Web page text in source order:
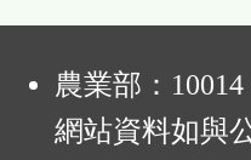
農業部：
網站資料如與